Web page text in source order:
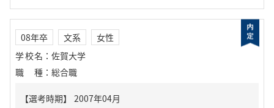
08年卒 文系
女性
学校名 ： 佐賀大学
職種 ： 総合職